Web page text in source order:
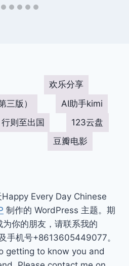
欢乐分享
三版）
AI助手kimi
行则至出国
123云盘
豆瓣电影
Every Day Chinese
制作的 WordPress 主题。期
你的朋友，请联系我的
手机号+8613605449077。
getting to know you and